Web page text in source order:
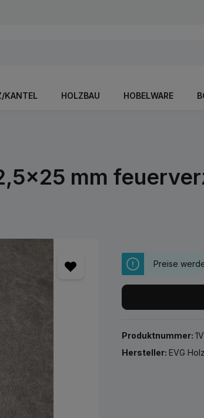
KANTEL HOLZBAU HOBELWARE
mm
Preise
Produktnummer:
Hersteller:EVG